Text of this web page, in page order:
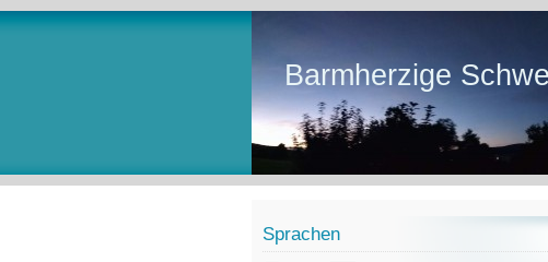
Barmherzige
Sprachen